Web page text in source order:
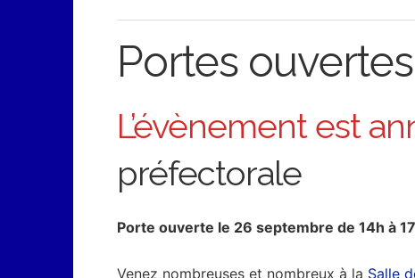
Portes
L’évènement est
préfectorale
Porte ouverte le 26 septembre de 14h à
Venez nombreuses et nombreux à la Salle